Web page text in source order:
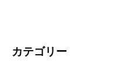
カテゴリー